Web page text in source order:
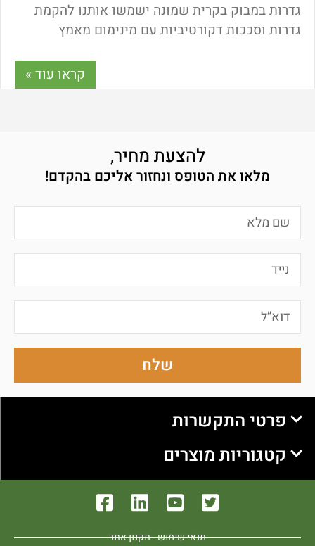
גדרות במבוק בקרית שמונה ישמשו אותנו להקמת
גדרות וסככות דקורטיביות עם מינימום מאמץ
אטרקטיבי ביחס לחלופות והאיכות לא פוחתת
ממוצרים אחרים המשמשים כפתרונות גידור. מה
הגדר שתשאר עמידה לאורך שנים? כל התשובות כאן!
קראו עוד »
להצעת מחיר,
מלאו את הטופס ונחזור אליכם בהקדם!
שלח
פרטי התקשרות
קטגוריות מוצרים
תנאי שימוש - תקנון אתר